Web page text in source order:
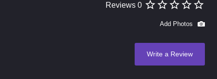
0 Reviews
Write a Review